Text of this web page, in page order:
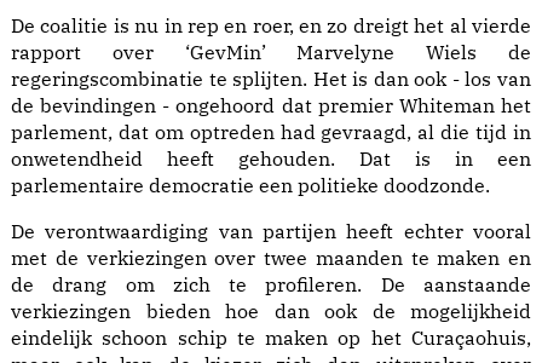
De coalitie is nu in rep en roer, en zo dreigt het al vierde
rapport over ‘GevMin’ Marvelyne Wiels de
regeringscombinatie te splijten. Het is dan ook - los van
de bevindingen - ongehoord dat premier Whiteman het
parlement, dat om optreden had gevraagd, al die tijd in
onwetendheid heeft gehouden. Dat is in een
parlementaire democratie een politieke doodzonde.
De verontwaardiging van partijen heeft echter vooral
met de verkiezingen over twee maanden te maken en
de drang om zich te profileren. De aanstaande
verkiezingen bieden hoe dan ook de mogelijkheid
eindelijk schoon schip te maken op het Curaçaohuis,